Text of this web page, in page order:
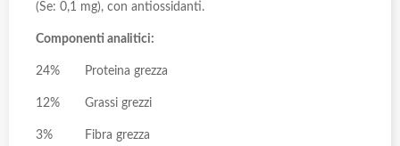
(Se: 0,1 mg), con antiossidanti.
Componenti analitici:
24% Proteina grezza
12% Grassi grezzi
3% Fibra grezza